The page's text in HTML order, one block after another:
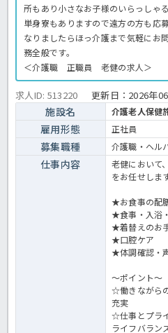
所もあり小さなお子様のいらっしゃ
単身寮もありますので遠方の方も応
なりましたらほっ介護まで気軽にお
務全般です。
＜介護職 正職員 老健の求人＞
求人ID: 513220 更新日： 2026年
施設名 介護老人保健
雇用形態 正社員
募集職種 介護職・ヘル
仕事内容
老健において
をお任せしま
★お食事の配
★食事・入浴
★着替えのお
★口腔ケア
★体調確認・
～ポイント～
☆働きながら
充実
☆仕事とプラ
ライフバラン